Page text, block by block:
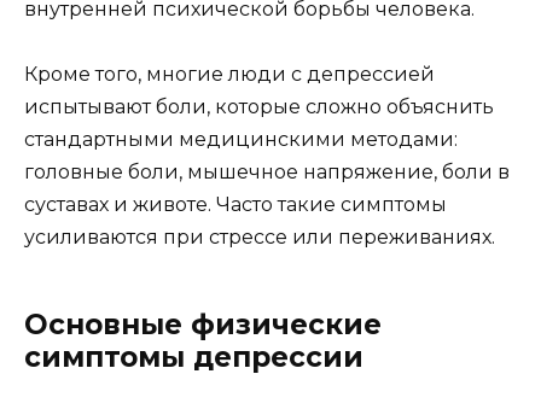
внутренней психической борьбы человека.
Кроме того, многие люди с депрессией
испытывают боли, которые сложно объяснить
стандартными медицинскими методами:
головные боли, мышечное напряжение, боли в
суставах и животе. Часто такие симптомы
усиливаются при стрессе или переживаниях.
Основные физические
симптомы депрессии